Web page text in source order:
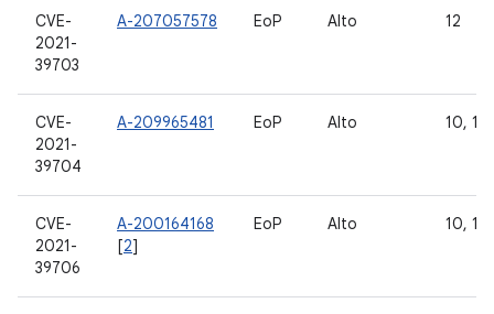
CVE-
2021-
39703
A-207057578 EoP Alto 12
CVE-
2021-
39704
A-209965481 EoP Alto 10, 11
CVE-
2021-
39706
A-200164168
[2]
EoP Alto 10, 11